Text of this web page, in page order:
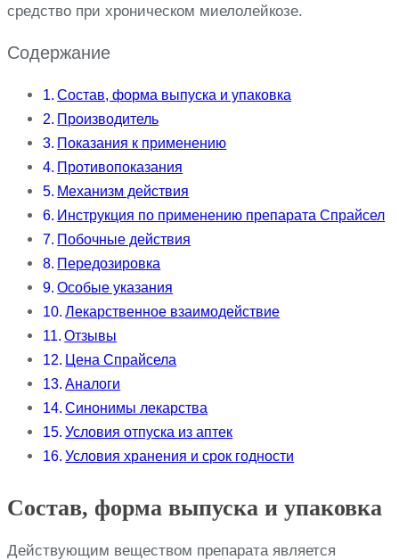
средство при хроническом миелолейкозе.
Содержание
Состав, форма выпуска и упаковка
Производитель
Показания к применению
Противопоказания
Механизм действия
Инструкция по применению препарата Спрайсел
Побочные действия
Передозировка
Особые указания
Лекарственное взаимодействие
Отзывы
Цена Спрайсела
Аналоги
Синонимы лекарства
Условия отпуска из аптек
Условия хранения и срок годности
Состав, форма выпуска и упаковка
Действующим веществом препарата является